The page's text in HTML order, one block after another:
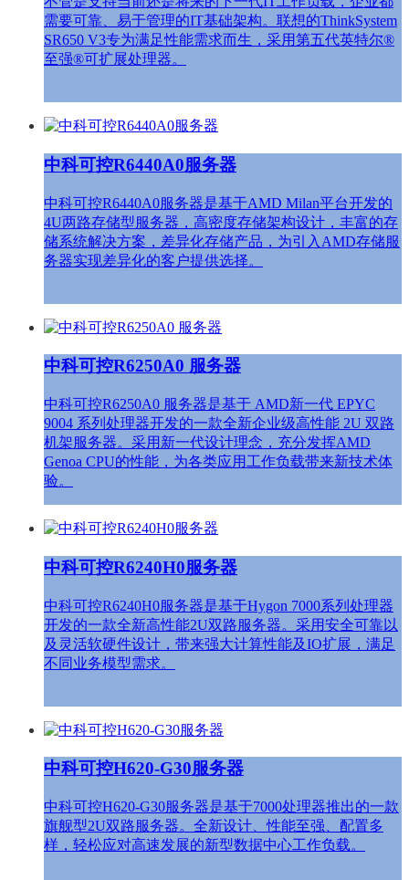
需要可靠、易于管理的IT基础架构。联想的ThinkSystem
SR650 V3专为满足性能需求而生，采用第五代英特尔®
至强®可扩展处理器。
中科可控R6440A0服务器
中科可控R6440A0服务器是基于AMD Milan平台开发的
4U两路存储型服务器，高密度存储架构设计，丰富的存
储系统解决方案，差异化存储产品，为引入AMD存储服
务器实现差异化的客户提供选择。
中科可控R6250A0 服务器
中科可控R6250A0 服务器是基于 AMD新一代 EPYC
9004 系列处理器开发的一款全新企业级高性能 2U 双路
机架服务器。采用新一代设计理念，充分发挥AMD
Genoa CPU的性能，为各类应用工作负载带来新技术体
验。
中科可控R6240H0服务器
中科可控R6240H0服务器是基于Hygon 7000系列处理器
开发的一款全新高性能2U双路服务器。采用安全可靠以
及灵活软硬件设计，带来强大计算性能及IO扩展，满足
不同业务模型需求。
中科可控H620-G30服务器
中科可控H620-G30服务器是基于7000处理器推出的一款
旗舰型2U双路服务器。全新设计、性能至强、配置多
样，轻松应对高速发展的新型数据中心工作负载。